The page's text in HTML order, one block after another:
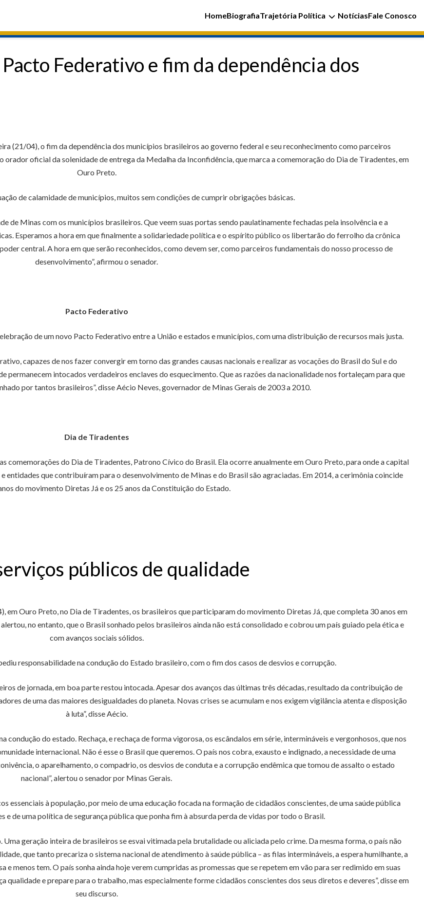
HomeBiografiaTrajetória Política NotíciasFale Conosco
Federativo e fim da dependência dos
(21/04), o fim da dependência dos municípios brasileiros ao governo federal e seu reconhecimento como parceiros
oficial da solenidade de entrega da Medalha da Inconfidência, que marca a comemoração do Dia de Tiradentes, em
Ouro Preto.
de calamidade de municípios, muitos sem condições de cumprir obrigações básicas.
de Minas com os municípios brasileiros. Que veem suas portas sendo paulatinamente fechadas pela insolvência e a
Esperamos a hora em que finalmente a solidariedade política e o espírito público os libertarão do ferrolho da crônica
central. A hora em que serão reconhecidos, como devem ser, como parceiros fundamentais do nosso processo de
desenvolvimento”, afirmou o senador.
Pacto Federativo
de um novo Pacto Federativo entre a União e estados e municípios, com uma distribuição de recursos mais justa.
capazes de nos fazer convergir em torno das grandes causas nacionais e realizar as vocações do Brasil do Sul e do
intocados verdadeiros enclaves do esquecimento. Que as razões da nacionalidade nos fortaleçam para que
por tantos brasileiros”, disse Aécio Neves, governador de Minas Gerais de 2003 a 2010.
Dia de Tiradentes
comemorações do Dia de Tiradentes, Patrono Cívico do Brasil. Ela ocorre anualmente em Ouro Preto, para onde a capital
entidades que contribuíram para o desenvolvimento de Minas e do Brasil são agraciadas. Em 2014, a cerimônia coincide
do movimento Diretas Já e os 25 anos da Constituição do Estado.
públicos de qualidade
em Ouro Preto, no Dia de Tiradentes, os brasileiros que participaram do movimento Diretas Já, que completa 30 anos em
no entanto, que o Brasil sonhado pelos brasileiros ainda não está consolidado e cobrou um país guiado pela ética e
com avanços sociais sólidos.
responsabilidade na condução do Estado brasileiro, com o fim dos casos de desvios e corrupção.
de jornada, em boa parte restou intocada. Apesar dos avanços das últimas três décadas, resultado da contribuição de
de uma das maiores desigualdades do planeta. Novas crises se acumulam e nos exigem vigilância atenta e disposição
à luta”, disse Aécio.
do estado. Rechaça, e rechaça de forma vigorosa, os escândalos em série, intermináveis e vergonhosos, que nos
internacional. Não é esse o Brasil que queremos. O país nos cobra, exausto e indignado, a necessidade de uma
o aparelhamento, o compadrio, os desvios de conduta e a corrupção endêmica que tomou de assalto o estado
nacional”, alertou o senador por Minas Gerais.
essenciais à população, por meio de uma educação focada na formação de cidadãos conscientes, de uma saúde pública
e de uma política de segurança pública que ponha fim à absurda perda de vidas por todo o Brasil.
Uma geração inteira de brasileiros se esvai vitimada pela brutalidade ou aliciada pelo crime. Da mesma forma, o país não
que tanto precariza o sistema nacional de atendimento à saúde pública – as filas intermináveis, a espera humilhante, a
menos tem. O país sonha ainda hoje verem cumpridas as promessas que se repetem em vão para ser redimido em suas
e prepare para o trabalho, mas especialmente forme cidadãos conscientes dos seus diretos e deveres”, disse em
seu discurso.